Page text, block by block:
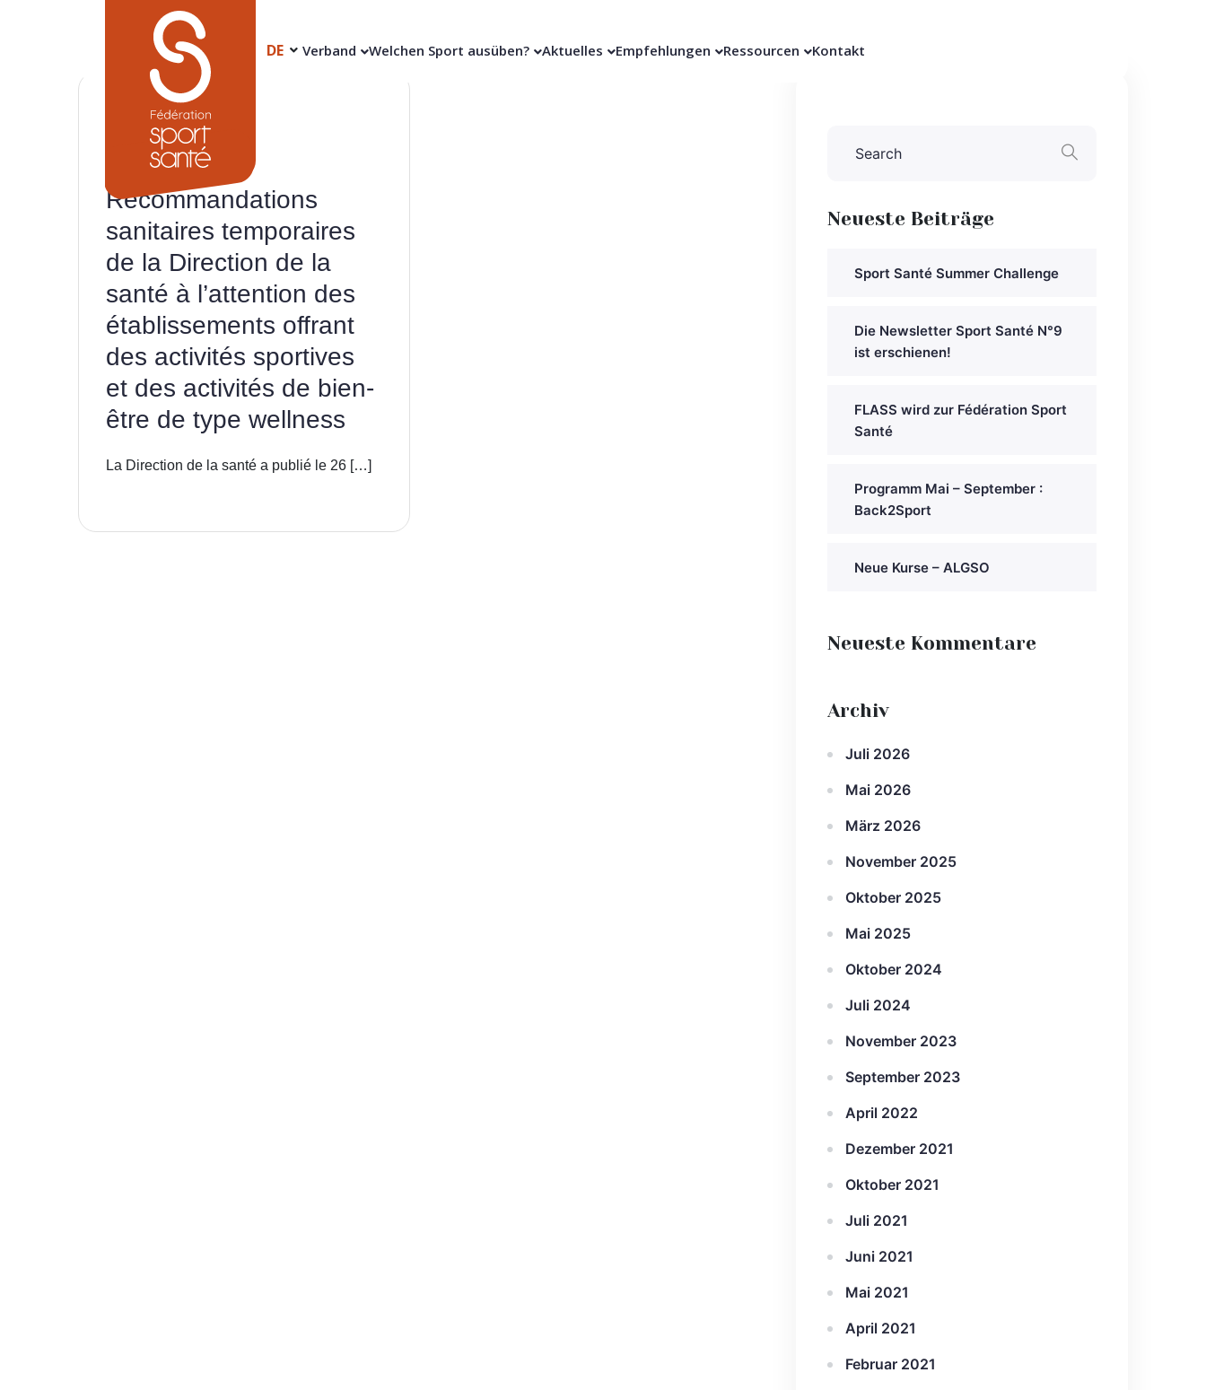
DE Verband Welchen Sport ausüben? Aktuelles Empfehlungen Ressourcen Kontakt
27
Nov.
Recommandations
sanitaires temporaires
de la Direction de la
santé à l’attention des
établissements offrant
des activités sportives
et des activités de bien-
être de type wellness
La Direction de la santé a publié le 26 […]
Neueste Beiträge
Sport Santé Summer Challenge
Die Newsletter Sport Santé N°9
ist erschienen!
FLASS wird zur Fédération Sport
Santé
Programm Mai – September :
Back2Sport
Neue Kurse – ALGSO
Neueste Kommentare
Archiv
Juli 2026
Mai 2026
März 2026
November 2025
Oktober 2025
Mai 2025
Oktober 2024
Juli 2024
November 2023
September 2023
April 2022
Dezember 2021
Oktober 2021
Juli 2021
Juni 2021
Mai 2021
April 2021
Februar 2021